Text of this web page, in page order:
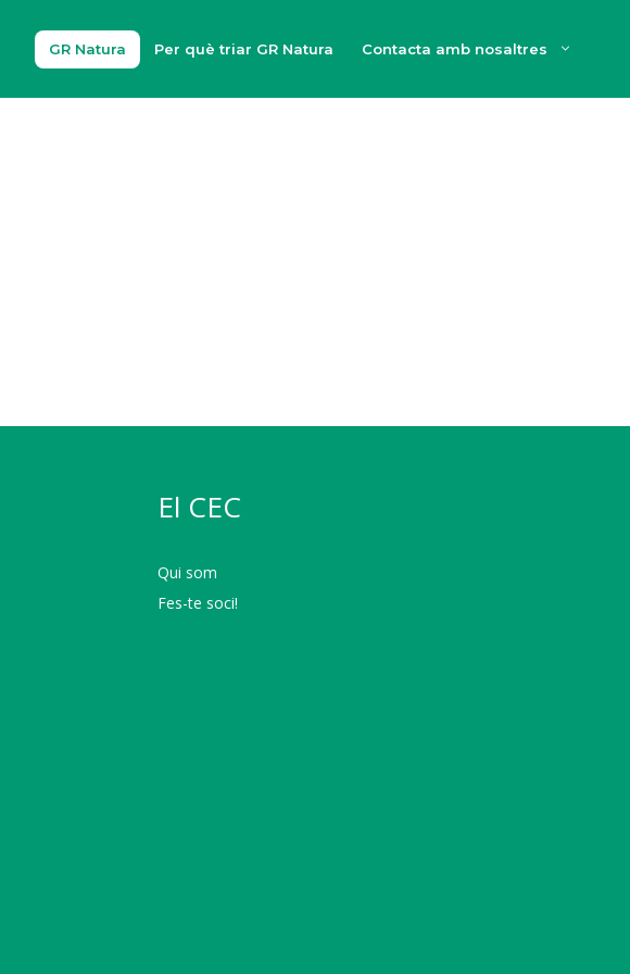
GR Natura Per què triar GR Natura Contacta amb nosaltres
El CEC
Qui som
Fes-te soci!